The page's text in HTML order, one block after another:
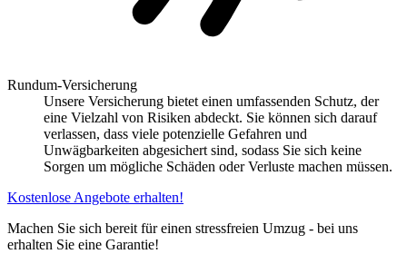
Rundum-Versicherung
Unsere Versicherung bietet einen umfassenden Schutz, der
eine Vielzahl von Risiken abdeckt. Sie können sich darauf
verlassen, dass viele potenzielle Gefahren und
Unwägbarkeiten abgesichert sind, sodass Sie sich keine
Sorgen um mögliche Schäden oder Verluste machen müssen.
Kostenlose Angebote erhalten!
Machen Sie sich bereit für einen stressfreien Umzug - bei uns
erhalten Sie eine Garantie!